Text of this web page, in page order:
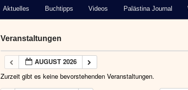
Zum
Inhalt
springen
Aktuelles Buchtipps Videos Palästina Journal
Veranstaltungen
AUGUST 2026
Zurzeit gibt es keine bevorstehenden Veranstaltungen.